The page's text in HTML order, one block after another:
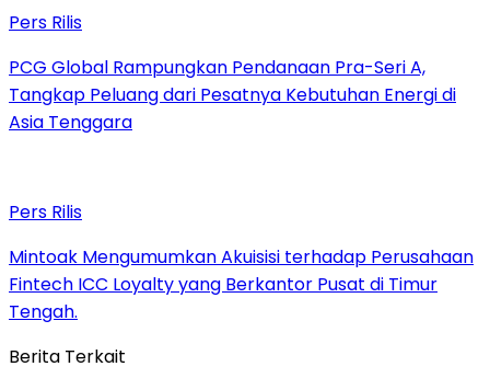
Pers Rilis
PCG Global Rampungkan Pendanaan Pra-Seri A,
Tangkap Peluang dari Pesatnya Kebutuhan Energi di
Asia Tenggara
Pers Rilis
Mintoak Mengumumkan Akuisisi terhadap Perusahaan
Fintech ICC Loyalty yang Berkantor Pusat di Timur
Tengah.
Berita Terkait